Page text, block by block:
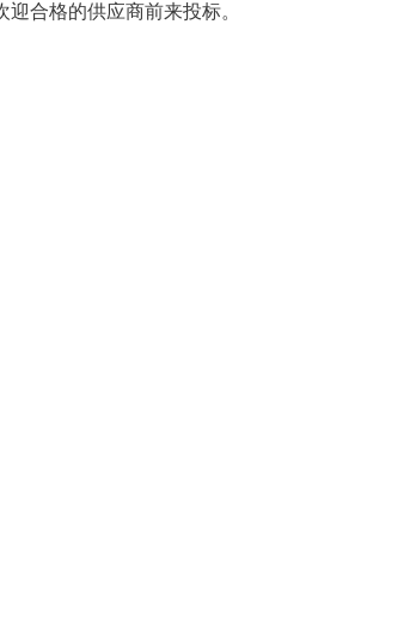
合格的供应商前来投标。